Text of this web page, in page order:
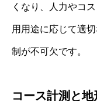
くなり、人力やコ
用用途に応じて適
制が不可欠です。
コース計測と